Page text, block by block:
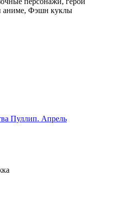
аниме, Фэшн куклы
Пуллип. Апрель